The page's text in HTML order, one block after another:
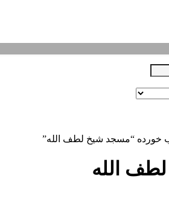
“مسجد شیخ لطف الله”
الله